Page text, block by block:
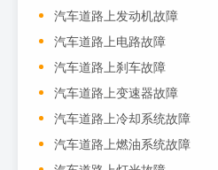
汽车道路上发动机故障
汽车道路上电路故障
汽车道路上刹车故障
汽车道路上变速器故障
汽车道路上冷却系统故障
汽车道路上燃油系统故障